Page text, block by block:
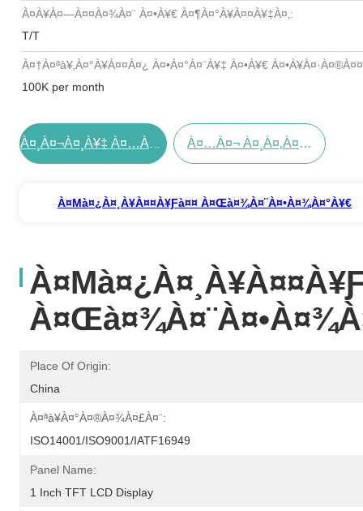
À¤­à¥à¤—À¤¤à¤¾à¤¨ À¤•à¥€ À¤¶à¤°à¥à¤¤à¥‡à¤‚:
T/T
À¤†à¤ªà¥‚à¤°à¥à¤¤à¤¿ À¤•à¤°à¤¨à¥‡ À¤•à¥€
100K per month
À¤…à¤¬ À¤¸à¤‚à¤ªà¤°à¥à¤• À¤•à¤°à¥‡à¤‚
À¤µà¤¿à¤¸à¥à¤¤à¥ƒà¤¤ À¤œà¤¾à¤¨à¤•à¤¾à¤°à¥€
Place Of Origin:
China
À¤ªà¥à¤°à¤®à¤¾à¤£à¤¨:
ISO14001/ISO9001/IATF16949
Panel Name:
1 Inch TFT LCD Display